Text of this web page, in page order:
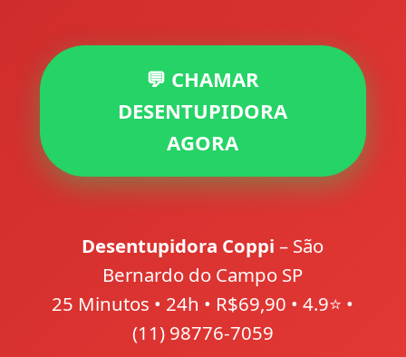
💬 CHAMAR
DESENTUPIDORA
AGORA
Desentupidora Coppi – São
Bernardo do Campo SP
25 Minutos • 24h • R$69,90 • 4.9⭐ •
(11) 98776-7059